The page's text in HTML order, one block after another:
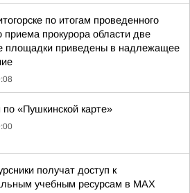
по итогам проведенного
приема прокурора области две
площадки приведены в надлежащее
«Пушкинской карте»
получат доступ к
учебным ресурсам в MAX